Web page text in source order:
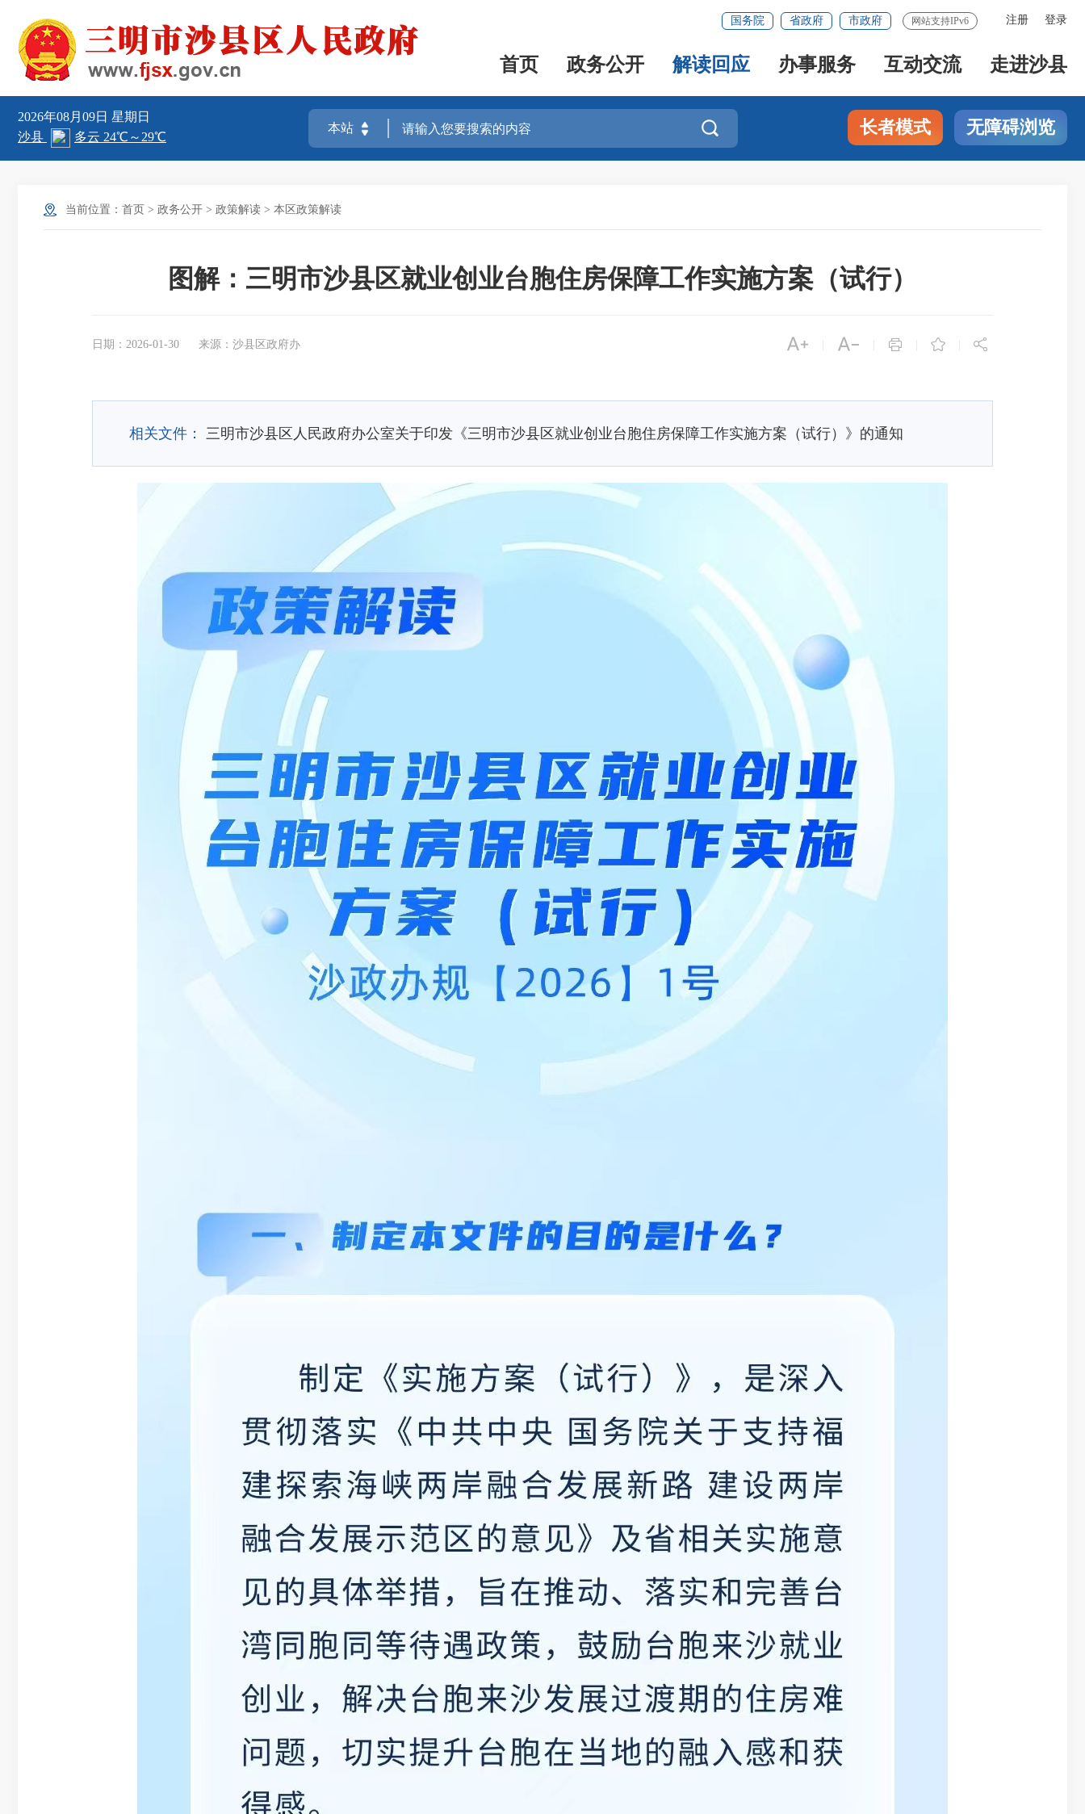
注册 登录
国务院 省政府 市政府 网站支持IPv6
首页 政务公开 解读回应 办事服务 互动交流 走进沙县
2026年08月09日 星期日
 长者模式 无障碍浏览
当前位置： 首页 > 政务公开 > 政策解读 > 本区政策解读
图解：三明市沙县区就业创业台胞住房保障工作实施方案（试行）
日期：2026-01-30 来源：沙县区政府办     
相关文件： 三明市沙县区人民政府办公室关于印发《三明市沙县区就业创业台胞住房保障工作实施方案（试行）》的通知